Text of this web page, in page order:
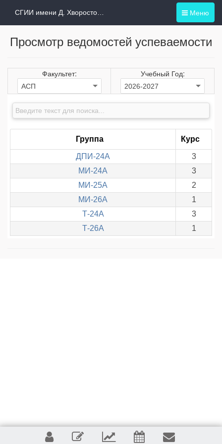
Меню
Просмотр ведомостей успеваемости
Факультет: Учебный Год:
Группа Курс
ДПИ-24А
3
МИ-24А
3
МИ-25А
2
МИ-26А
1
Т-24А
3
Т-26А
1